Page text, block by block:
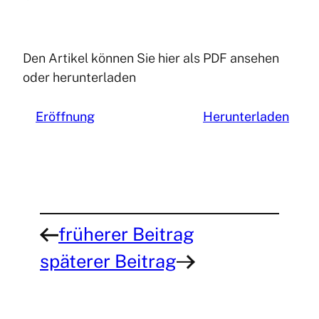
Den Artikel können Sie hier als PDF ansehen
oder herunterladen
Eröffnung Herunterladen
←früherer Beitrag
späterer Beitrag→